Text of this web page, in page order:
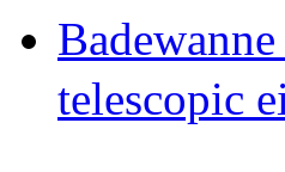
telescopic